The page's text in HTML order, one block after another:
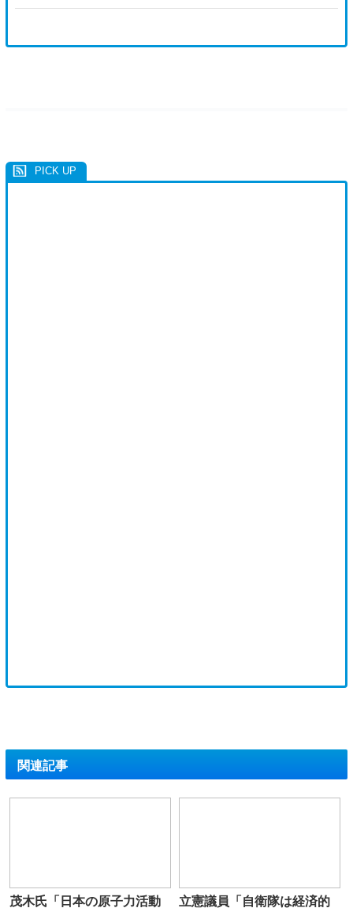
関連記事
茂木氏「日本の原子力活動 立憲議員「自衛隊は経済的